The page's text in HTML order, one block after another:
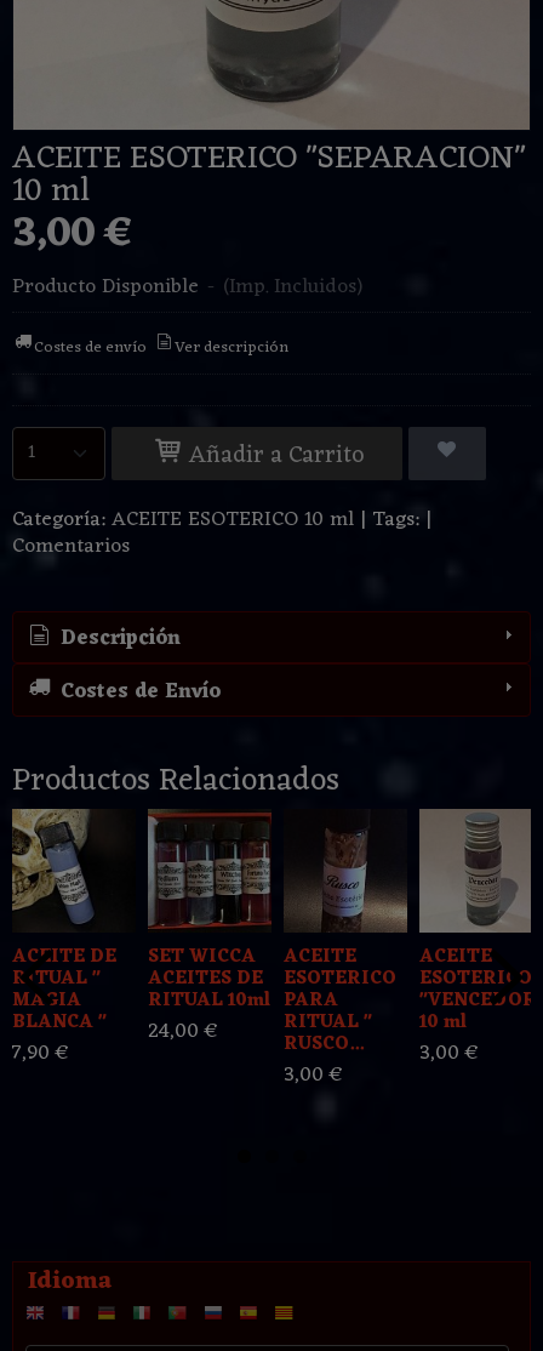
Idioma
ACEITE ESOTERICO "SEPARACION"
10 ml
3,00 €
Producto Disponible - (Imp. Incluidos)
Costes de envío Ver descripción
Añadir a Carrito
Categoría:ACEITE ESOTERICO 10 ml | Tags: |
Comentarios
Descripción
Costes de Envío
Productos Relacionados
ACEITE DE
RITUAL "
MAGIA
BLANCA "
7,90 €
SET WICCA
ACEITES DE
RITUAL 10ml
24,00 €
ACEITE
ESOTERICO
PARA
RITUAL "
RUSCO...
3,00 €
ACEITE
ESOTERICO
10 ml
3,00 €